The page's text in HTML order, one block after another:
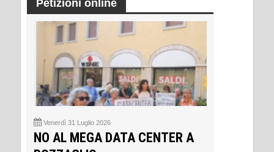
Petizioni online
Venerdì 31 Luglio 2026
NO AL MEGA DATA CENTER A